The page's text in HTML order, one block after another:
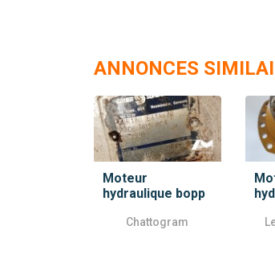
ANNONCES
Moteur
hydraulique bopp
Chattogram